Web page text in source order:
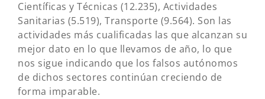
Científicas y Técnicas (12.235), Actividades
Sanitarias (5.519), Transporte (9.564). Son las
actividades más cualificadas las que alcanzan su
mejor dato en lo que llevamos de año, lo que
nos sigue indicando que los falsos autónomos
de dichos sectores continúan creciendo de
forma imparable.